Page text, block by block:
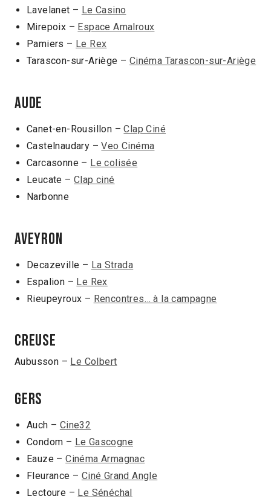
Lavelanet – Le Casino
Mirepoix – Espace Amalroux
Pamiers – Le Rex
Tarascon-sur-Ariège – Cinéma Tarascon-sur-Ariège
AUDE
Canet-en-Rousillon –Clap Ciné
Castelnaudary –Veo Cinéma
Carcasonne – Le colisée
Leucate –Clap ciné
Narbonne
AVEYRON
Decazeville – La Strada
Espalion – Le Rex
Rieupeyroux – Rencontres… à la campagne
CREUSE
Aubusson – Le Colbert
GERS
Auch – Cine32
Condom – Le Gascogne
Eauze –Cinéma Armagnac
Fleurance – Ciné Grand Angle
Lectoure – Le Sénéchal